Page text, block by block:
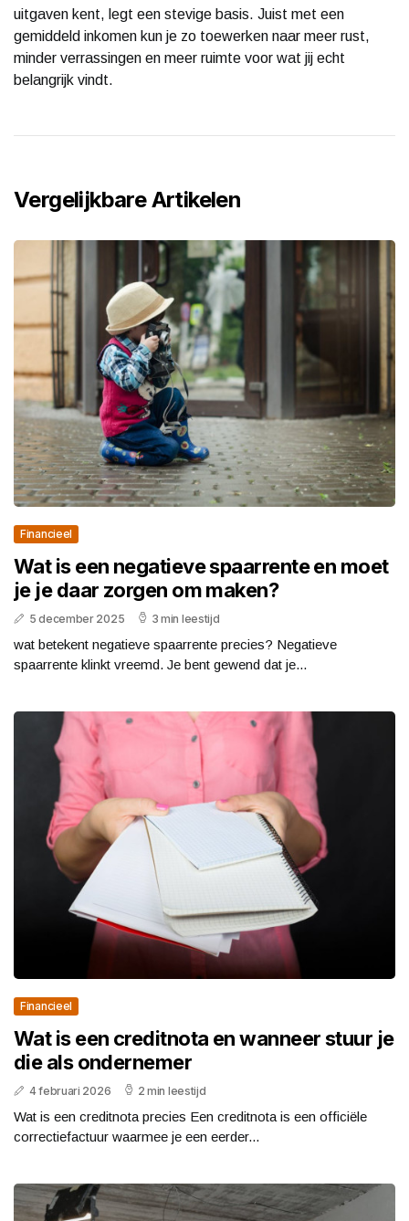
uitgaven kent, legt een stevige basis. Juist met een
gemiddeld inkomen kun je zo toewerken naar meer rust,
minder verrassingen en meer ruimte voor wat jij echt
belangrijk vindt.
Vergelijkbare Artikelen
Financieel
Wat is een negatieve spaarrente en moet
je je daar zorgen om maken?
5 december 2025 3 min leestijd
wat betekent negatieve spaarrente precies? Negatieve
spaarrente klinkt vreemd. Je bent gewend dat je...
Financieel
Wat is een creditnota en wanneer stuur je
die als ondernemer
4 februari 2026 2 min leestijd
Wat is een creditnota precies Een creditnota is een officiële
correctiefactuur waarmee je een eerder...